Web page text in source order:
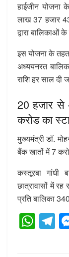
हाईजीन योजना
लाख 37 हजार
द्वारा
इस योजना के तहत
अध्ययनरत
राशि हर साल दी
20 हजार
करोड का
मुख्यमंत्री डॉ.
बैंक खातों में 7
कस्तूरबा गांधी
छात्रावासों में
प्रति बालिका
W T